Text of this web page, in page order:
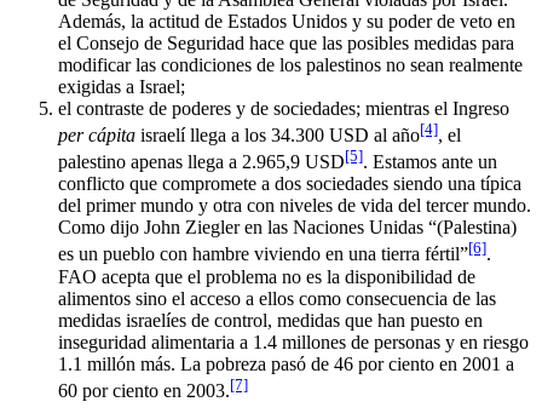
Además, la actitud de Estados Unidos y su poder de veto en
el Consejo de Seguridad hace que las posibles medidas para
modificar las condiciones de los palestinos no sean realmente
exigidas a Israel;
el contraste de poderes y de sociedades; mientras el Ingreso
per cápita israelí llega a los 34.300 USD al año[4], el
palestino apenas llega a 2.965,9 USD[5]. Estamos ante un
conflicto que compromete a dos sociedades siendo una típica
del primer mundo y otra con niveles de vida del tercer mundo.
Como dijo John Ziegler en las Naciones Unidas “(Palestina)
es un pueblo con hambre viviendo en una tierra fértil”[6].
FAO acepta que el problema no es la disponibilidad de
alimentos sino el acceso a ellos como consecuencia de las
medidas israelíes de control, medidas que han puesto en
inseguridad alimentaria a 1.4 millones de personas y en riesgo
1.1 millón más. La pobreza pasó de 46 por ciento en 2001 a
60 por ciento en 2003.[7]